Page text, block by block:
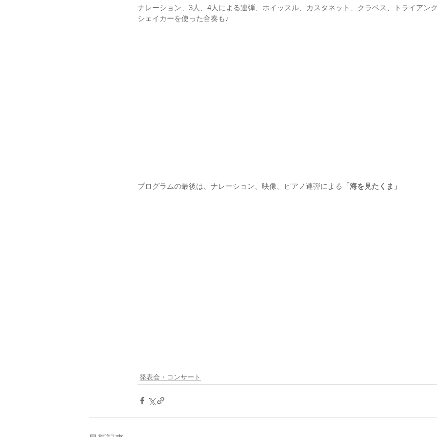
ナレーション、3人、4人による連弾、ホイッスル、カスタネット、クラベス、トライアン
シェイカーを使った合奏も♪
プログラムの最後は、ナレーション、映像、ピアノ連弾による 「海を見たくま」
発表会・コンサート